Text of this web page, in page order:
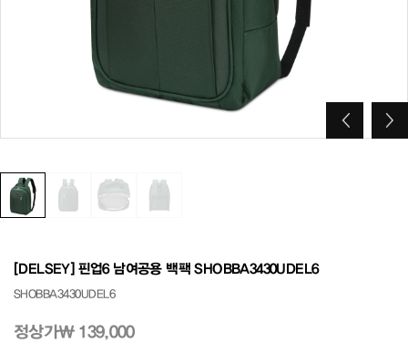
[DELSEY] 핀업6 남여공용 백팩 SHOBBA3430UDEL6
SHOBBA3430UDEL6
정상가₩ 139,000